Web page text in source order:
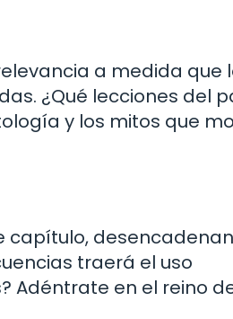
a medida que
¿Qué lecciones del
y los mitos que
capítulo,
traerá el uso
Adéntrate en el reino